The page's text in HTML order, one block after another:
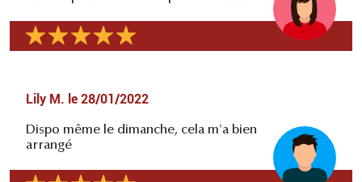
Lily M. le 28/01/2022
Dispo même le dimanche, cela m'a bien
arrangé